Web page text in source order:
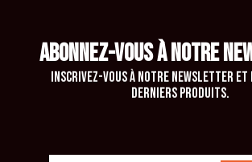
ABONNEZ-VOUS À NOTRE
Inscrivez-vous à notre newsletter et
derniers produits.